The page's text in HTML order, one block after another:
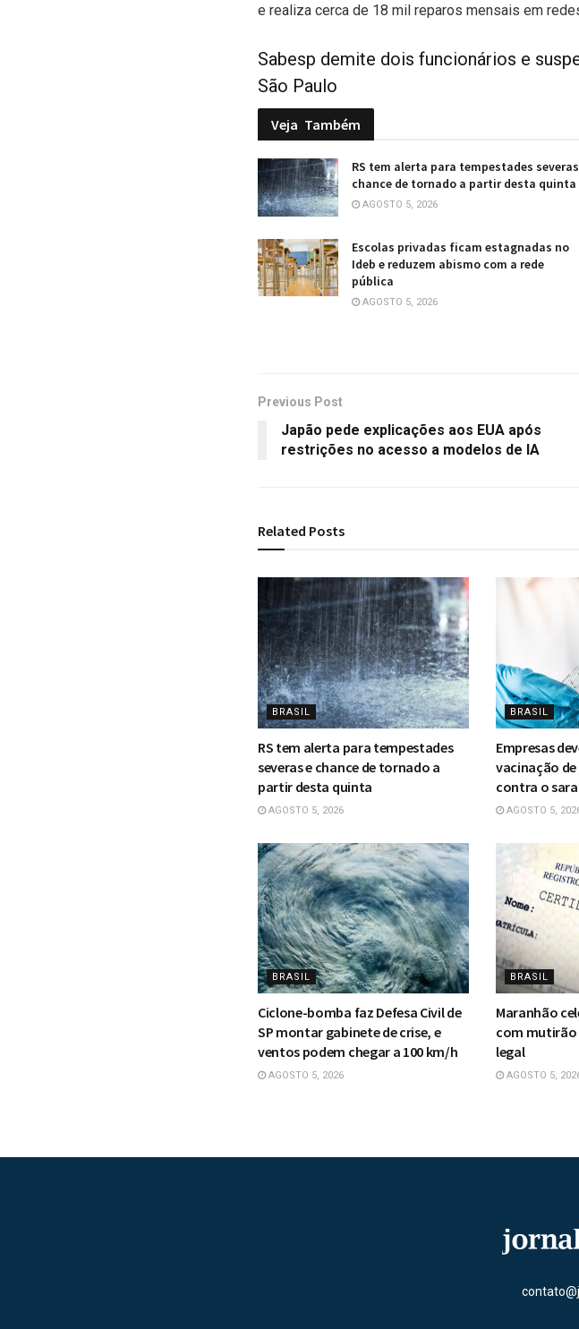
e realiza cerca de 18 mil reparos mensais em
Sabesp demite dois funcionários e
São Paulo
Veja Também
RS tem alerta para tempestades
chance de tornado a partir desta quinta
AGOSTO 5, 2026
Escolas privadas ficam estagnadas no
Ideb e reduzem abismo com a rede
pública
AGOSTO 5, 2026
Previous Post
Japão pede explicações aos EUA após
restrições no acesso a modelos de IA
Related Posts
BRASIL
RS tem alerta para tempestades
severas e chance de tornado a
partir desta quinta
AGOSTO 5, 2026
BRASIL
Empresas
vacinação
contra o
AGOSTO 5,
BRASIL
Ciclone-bomba faz Defesa Civil de
SP montar gabinete de crise, e
ventos podem chegar a 100 km/h
AGOSTO 5, 2026
BRASIL
Maranhão
com mutirão
legal
AGOSTO 5,